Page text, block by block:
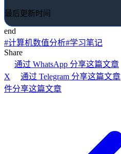
最后更新时间
end
#计算机数值分析#学习笔记
Share
通过 WhatsApp 分享这篇文章
X
通过 Telegram 分享这篇文章
件分享这篇文章